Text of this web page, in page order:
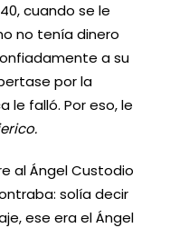
cuando se le
no tenía dinero
a su
por la
le falló. Por eso, le
al Ángel Custodio
solía decir
ese era el Ángel